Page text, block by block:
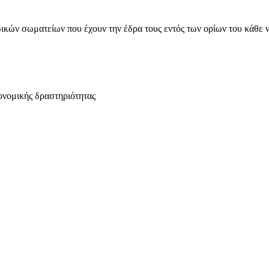
σωματείων που έχουν την έδρα τους εντός των ορίων του κάθε
δραστηριότητας